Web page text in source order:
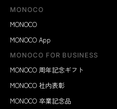
MONOCO
MONOCO
MONOCO App
MONOCO FOR BUSINESS
MONOCO 周年記念ギフト
MONOCO 社内表彰
MONOCO 卒業記念品